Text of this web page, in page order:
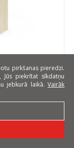
pirkšanas pieredzi.
piekrītat sīkdatņu
jebkurā laikā. Vairāk